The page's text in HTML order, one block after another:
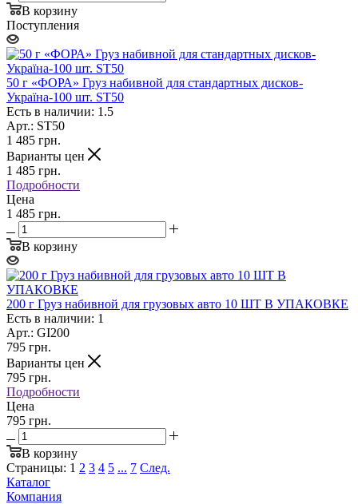
В корзину
Поступления
50 г «ФОРА» Груз набивной для стандартных дисков-
Україна-100 шт. ST50
Есть в наличии: 1.5
Арт.: ST50
1 485 грн.
Варианты цен
1 485 грн.
Подробности
Цена
1 485 грн.
В корзину
200 г Груз набивной для грузовых авто 10 ШТ В УПАКОВКЕ
Есть в наличии: 1
Арт.: GI200
795 грн.
Варианты цен
795 грн.
Подробности
Цена
795 грн.
В корзину
Страницы: 1 2 3 4 5 ... 7 След.
Каталог
Компания